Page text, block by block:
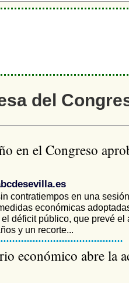
del
en el Congreso
contratiempos en una
económicas
déficit público, que prevé el
y un recorte...
económico abre la